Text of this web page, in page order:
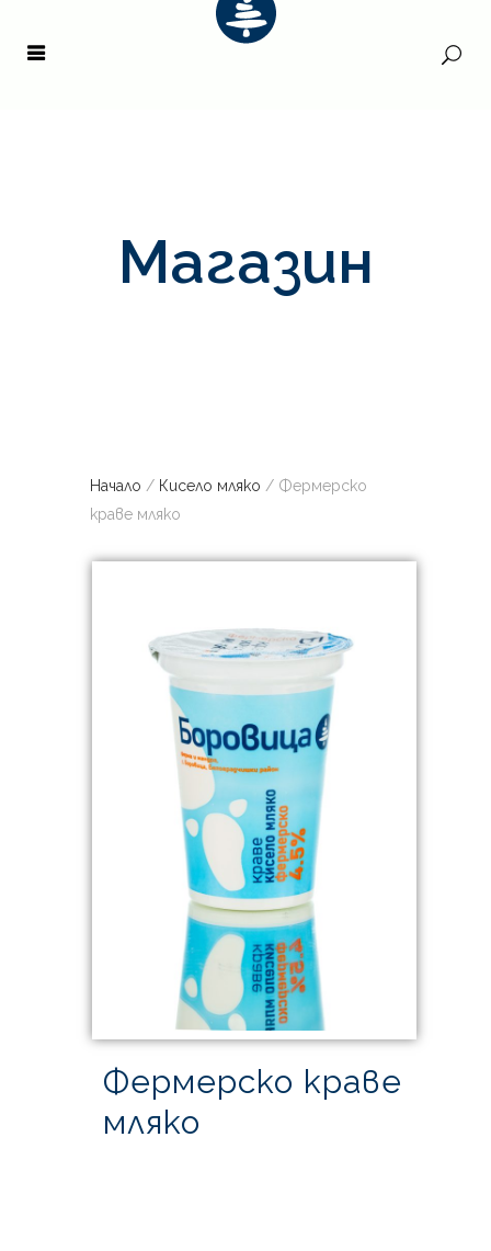
Магазин
Начало / Кисело мляко / Фермерско
краве мляко
Фермерско краве
мляко